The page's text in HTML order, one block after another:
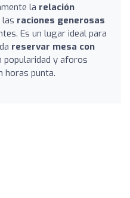
la relación
las raciones generosas
Es un lugar ideal para
reservar mesa con
popularidad y aforos
horas punta.